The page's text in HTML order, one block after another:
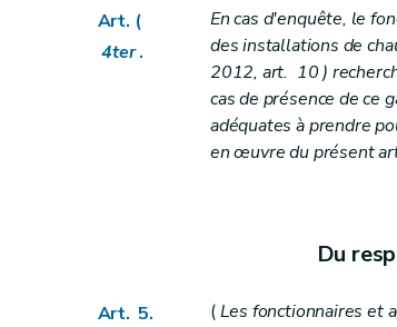
Art. 56
Art. 57
Art. 58 ...
Art. 59
Art. 59bis
Art. (
4ter.
En cas d'enquête, le
des installations de
2012, art. 10 )
cas de présence de ce
adéquates à prendre
en œuvre du présent
Du
Art. 5. (Les fonctionnaires et